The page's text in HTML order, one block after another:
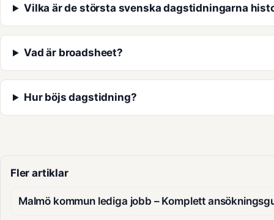
Vilka är de största svenska dagstidningarna
Vad är broadsheet?
Hur böjs dagstidning?
Fler artiklar
Malmö kommun lediga jobb – Komplett